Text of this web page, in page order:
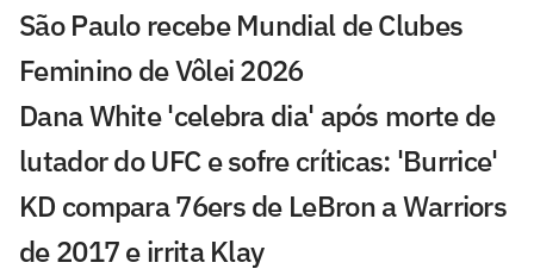
São Paulo recebe Mundial de Clubes
Feminino de Vôlei 2026
Dana White 'celebra dia' após morte de
lutador do UFC e sofre críticas: 'Burrice'
KD compara 76ers de LeBron a Warriors
de 2017 e irrita Klay